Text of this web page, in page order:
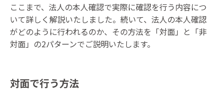
ここまで、法人の本人確認で実際に確認を行う内容につ
いて詳しく解説いたしました。続いて、法人の本人確認
がどのように行われるのか、その方法を「対面」と「非
対面」の2パターンでご説明いたします。
対面で行う方法